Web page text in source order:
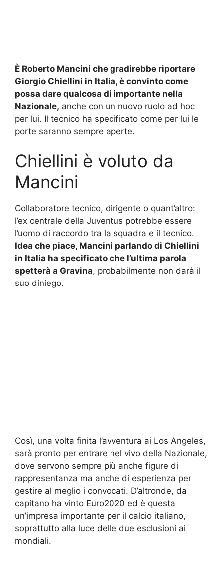
È Roberto Mancini che gradirebbe riportare
Giorgio Chiellini in Italia, è convinto come
possa dare qualcosa di importante nella
Nazionale, anche con un nuovo ruolo ad hoc
per lui. Il tecnico ha specificato come per lui le
porte saranno sempre aperte.
Chiellini è voluto da
Mancini
Collaboratore tecnico, dirigente o quant’altro:
l’ex centrale della Juventus potrebbe essere
l’uomo di raccordo tra la squadra e il tecnico.
Idea che piace, Mancini parlando di Chiellini
in Italia ha specificato che l’ultima parola
spetterà a Gravina, probabilmente non darà il
suo diniego.
Così, una volta finita l’avventura ai Los Angeles,
sarà pronto per entrare nel vivo della Nazionale,
dove servono sempre più anche figure di
rappresentanza ma anche di esperienza per
gestire al meglio i convocati. D’altronde, da
capitano ha vinto Euro2020 ed è questa
un’impresa importante per il calcio italiano,
soprattutto alla luce delle due esclusioni ai
mondiali.